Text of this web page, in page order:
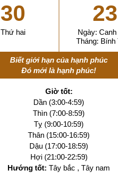
30
Thứ hai
23
Ngày: Canh
Tháng: Bính
Biết giới hạn của hạnh phúc
Đó mới là hạnh phúc!
Giờ tốt:
Dần (3:00-4:59)
Thìn (7:00-8:59)
Tỵ (9:00-10:59)
Thân (15:00-16:59)
Dậu (17:00-18:59)
Hợi (21:00-22:59)
Hướng tốt: Tây bắc , Tây nam